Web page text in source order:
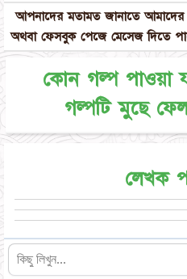
আপনাদের মতামত জানাতে আমাদের
অথবা ফেসবুক পেজে মেসেজ দিতে
কোন গল্প পাওয়া
গল্পটি মুছে
লেখক